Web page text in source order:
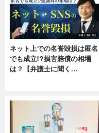
ネット上での名誉毀損は匿名
でも成立!?損害賠償の相場
は？【弁護士に聞く…